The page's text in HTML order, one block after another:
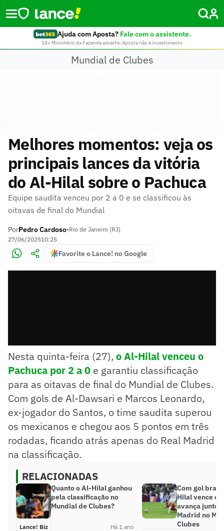
Ajuda com Aposta? Fale com o assistente.
18+ Ministério da Fazenda adverte: Aposta não é investimento
Mundial de Clubes
Melhores momentos: veja os
principais lances da vitória
do Al-Hilal sobre o Pachuca
Equipe saudita venceu por 2 a 0 e se classificou às
oitavas de final do Mundial
PorPedro Cardoso•Rio de Janeiro (RJ)
27/06/202510:25
Favorite o Lance! no Google
Nesta quinta-feira (27), o Al-Hilal venceu o
Pachuca por 2 a 0 e garantiu classificação
para as oitavas de final do Mundial de Clubes.
Com gols de Al-Dawsari e Marcos Leonardo,
ex-jogador do Santos, o time saudita superou
os mexicanos e chegou aos 5 pontos em três
rodadas, ficando atrás apenas do Real Madrid
na classificação.
RELACIONADAS
Quanto o Al-Hilal ganhou
pela classificação no
Mundial de Clubes?
Lance! Biz Há 1 ano
Com gol
Hilal vence o
avança junto
Madrid no
Clubes